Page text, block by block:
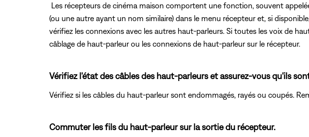
Les récepteurs de cinéma maison comportent une fonction, souvent
(ou une autre ayant un nom similaire) dans le menu récepteur et, si
vérifiez les connexions avec les autres haut-parleurs. Si toutes les voix de
câblage de haut-parleur ou les connexions de haut-parleur sur le récepteur.
Vérifiez l'état des câbles des haut-parleurs et assurez-vous qu'ils
Vérifiez si les câbles du haut-parleur sont endommagés, rayés ou coupés.
Commuter les fils du haut-parleur sur la sortie du récepteur.